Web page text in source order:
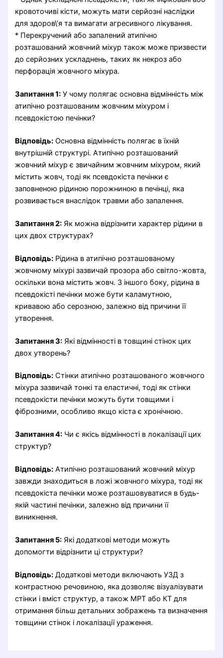
кровоточиві кісти, можуть мати серйозні наслідки
для здоров\’я та вимагати агресивного лікування.
* Перекручений або запалений атипічно
розташований жовчний міхур також може призвести
до серйозних ускладнень, таких як некроз або
перфорація жовчного міхура.
Запитання 1: У чому полягає основна відмінність між
атипічно розташованим жовчним міхуром і
псевдокістою печінки?
Відповідь: Основна відмінність полягає в їхній
внутрішній структурі. Атипічно розташований
жовчний міхур є звичайним жовчним міхуром, який
містить жовч, тоді як псевдокіста печінки є
заповненою рідиною порожниною в печінці, яка
розвивається внаслідок травми або запалення.
Запитання 2: Як можна відрізнити характер рідини в
цих двох структурах?
Відповідь: Рідина в атипічно розташованому
жовчному міхурі зазвичай прозора або світло-жовта,
оскільки вона містить жовч. З іншого боку, рідина в
псевдокісті печінки може бути каламутною,
кривавою або серозною, залежно від причини її
утворення.
Запитання 3: Які відмінності в товщині стінок цих
двох утворень?
Відповідь: Стінки атипічно розташованого жовчного
міхура зазвичай тонкі та еластичні, тоді як стінки
псевдокісти печінки можуть бути товщими і
фіброзними, особливо якщо кіста є хронічною.
Запитання 4: Чи є якісь відмінності в локалізації цих
структур?
Відповідь: Атипічно розташований жовчний міхур
завжди знаходиться в ложі жовчного міхура, тоді як
псевдокіста печінки може розташовуватися в будь-
якій частині печінки, залежно від причини її
виникнення.
Запитання 5: Які додаткові методи можуть
допомогти відрізнити ці структури?
Відповідь: Додаткові методи включають УЗД з
контрастною речовиною, яка дозволяє візуалізувати
стінки і вміст структур, а також МРТ або КТ для
отримання більш детальних зображень та визначення
товщини стінок і локалізації ураження.